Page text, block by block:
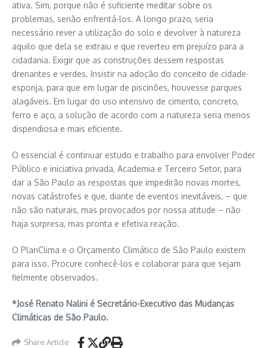
ativa. Sim, porque não é suficiente meditar sobre os
problemas, senão enfrentá-los. A longo prazo, seria
necessário rever a utilização do solo e devolver à natureza
aquilo que dela se extraiu e que reverteu em prejuízo para a
cidadania. Exigir que as construções dessem respostas
drenantes e verdes. Insistir na adoção do conceito de cidade-
esponja, para que em lugar de piscinões, houvesse parques
alagáveis. Em lugar do uso intensivo de cimento, concreto,
ferro e aço, a solução de acordo com a natureza seria menos
dispendiosa e mais eficiente.
O essencial é continuar estudo e trabalho para envolver Poder
Público e iniciativa privada, Academia e Terceiro Setor, para
dar a São Paulo as respostas que impedirão novas mortes,
novas catástrofes e que, diante de eventos inevitáveis, – que
não são naturais, mas provocados por nossa atitude – não
haja surpresa, mas pronta e efetiva reação.
O PlanClima e o Orçamento Climático de São Paulo existem
para isso. Procure conhecê-los e colaborar para que sejam
fielmente observados.
*José Renato Nalini é Secretário-Executivo das Mudanças
Climáticas de São Paulo.
Share Article